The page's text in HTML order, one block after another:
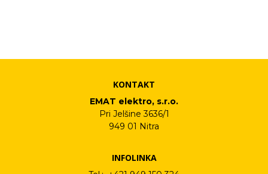
KONTAKT
EMAT elektro, s.r.o.
Pri Jelšine 3636/1
949 01 Nitra
INFOLINKA